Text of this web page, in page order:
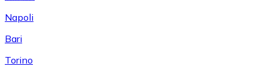
Napoli
Bari
Torino